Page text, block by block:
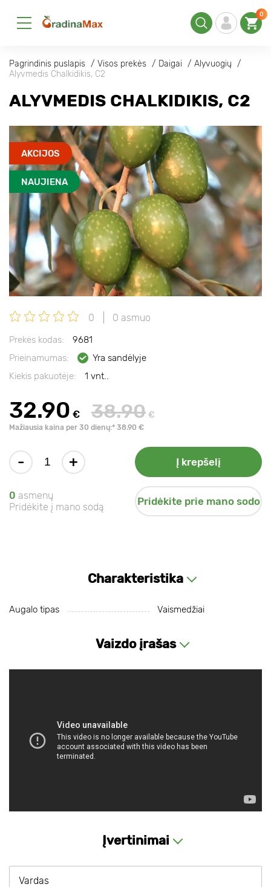
0
Pagrindinis puslapis Visos prekės Daigai
Alyvuogių
Alyvmedis Chalkidikis, C2
ALYVMEDIS CHALKIDIKIS, C2
AKCIJOS
NAUJIENA
0 0 asmuo
Prekės kodas:
9681
Prieinamumas:
Yra sandėlyje
Kiekis pakuotėje:
1 vnt..
32.90 € 38.90 €
Mažiausia kaina per 30 dienų:* 38.90 €
- + Į krepšelį
0 asmenų
Pridėkite į mano sodą
Pridėkite prie mano sodo
Charakteristika
Augalo tipas Vaismedžiai
Vaizdo įrašas
Įvertinimai